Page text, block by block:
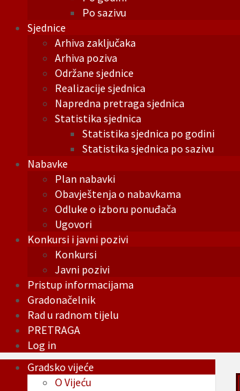
Po sazivu
Sjednice
Arhiva zaključaka
Arhiva poziva
Održane sjednice
Realizacije sjednica
Napredna pretraga sjednica
Statistika sjednica
Statistika sjednica po godini
Statistika sjednica po sazivu
Nabavke
Plan nabavki
Obavještenja o nabavkama
Odluke o izboru ponuđača
Ugovori
Konkursi i javni pozivi
Konkursi
Javni pozivi
Pristup informacijama
Gradonačelnik
Rad u radnom tijelu
PRETRAGA
Log in
Gradsko vijeće
O Vijeću